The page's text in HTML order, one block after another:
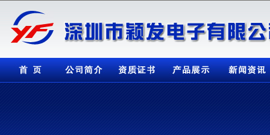
简介 资质证书 产品展示 新闻资讯 检测设备